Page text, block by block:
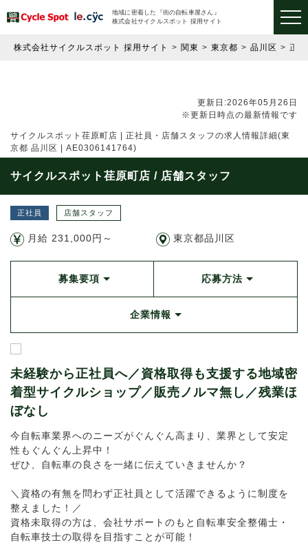
地域に密着した『街の自転車屋さん』
株式会社サイクルスポット 採用サイト
株式会社サイクルスポット 採用サイト 関東 東京都 品川区 正
更新日:2026年05月26日
※更新日時点の最新情報です
サイクルスポット荏原町店 | 正社員・店舗スタッフの求人情報詳細(東
京都 品川区 | AE0306141764)
サイクルスポット荏原町店 / 店舗スタッフ
正社員 店舗スタッフ
月給 231,000円～ 東京都品川区
募集要項 応募方法
企業情報
未経験から正社員へ／資格取得も支援する地域密
着型サイクルショップ／販売ノルマ無し／残業ほ
ぼなし
今自転車業界へのニーズがぐんぐん高まり、業界として安定
性もぐんぐん上昇中！
ぜひ、自転車の良さを一緒に伝えていきませんか？
＼資格の有無を問わず正社員として活躍できるように制度を
整えました！／
資格未取得の方は、会社サポートのもと自転車安全整備士・
自転車技士の取得を目指すことが可能！